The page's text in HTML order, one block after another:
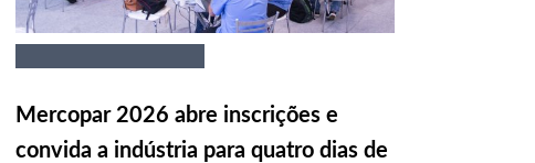
Mercopar 2026 abre inscrições e
convida a indústria para quatro dias de